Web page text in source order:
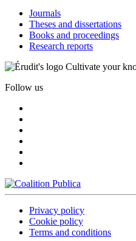
Journals
Theses and dissertations
Books and proceedings
Research reports
Cultivate your
Follow us
Privacy policy
Cookie policy
Terms and conditions